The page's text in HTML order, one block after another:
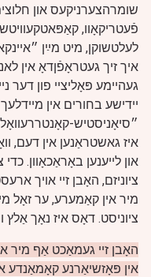
שומרהצערניקעס און
פֿעטריקאָוו,
לעלטשוקן, מיט מײַן
איך זיך געטראָפֿןדאָ אין
געהיימע פּאָליציי פון דער
יידישע בחורים אין מיידלעך
״סיאָניסטיש-
איז גאשטראַנען אין דעם,
און לייענען באָראַכאָוון. כדי
ציוניזם, האָבן זיי אויך
מיר אין קאַמערע, ער זאָל
ציוניסט. דאָס איז נאָך אַלץ
האָבן זיי געמאַכט אַף
אין פּאָזשיאַרנע קאָמאַנדע